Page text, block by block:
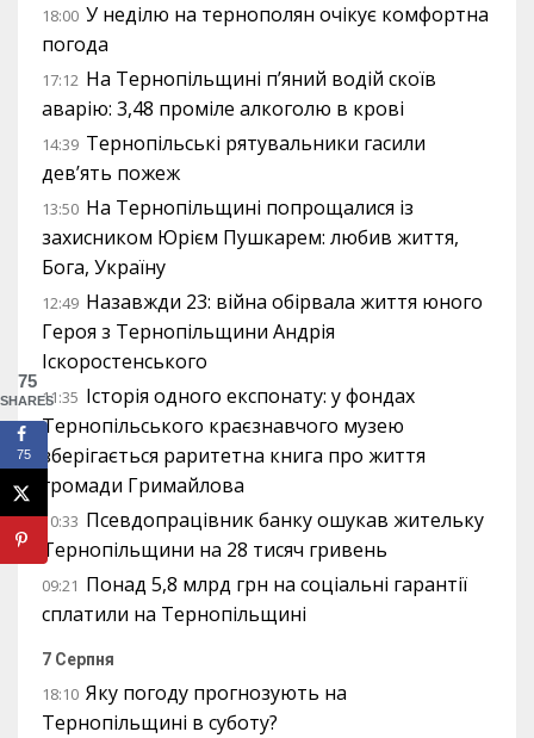
18:00 У неділю на тернополян очікує комфортна
погода
17:12 На Тернопільщині п’яний водій скоїв
аварію: 3,48 проміле алкоголю в крові
14:39 Тернопільські рятувальники гасили
дев’ять пожеж
13:50 На Тернопільщині попрощалися із
захисником Юрієм Пушкарем: любив життя,
Бога, Україну
12:49 Назавжди 23: війна обірвала життя юного
Героя з Тернопільщини Андрія
Іскоростенського
11:35 Історія одного експонату: у фондах
Тернопільського краєзнавчого музею
зберігається раритетна книга про життя
громади Гримайлова
10:33 Псевдопрацівник банку ошукав жительку
Тернопільщини на 28 тисяч гривень
09:21 Понад 5,8 млрд грн на соціальні гарантії
сплатили на Тернопільщині
7 Серпня
18:10 Яку погоду прогнозують на
Тернопільщині в суботу?
75
SHARES
75